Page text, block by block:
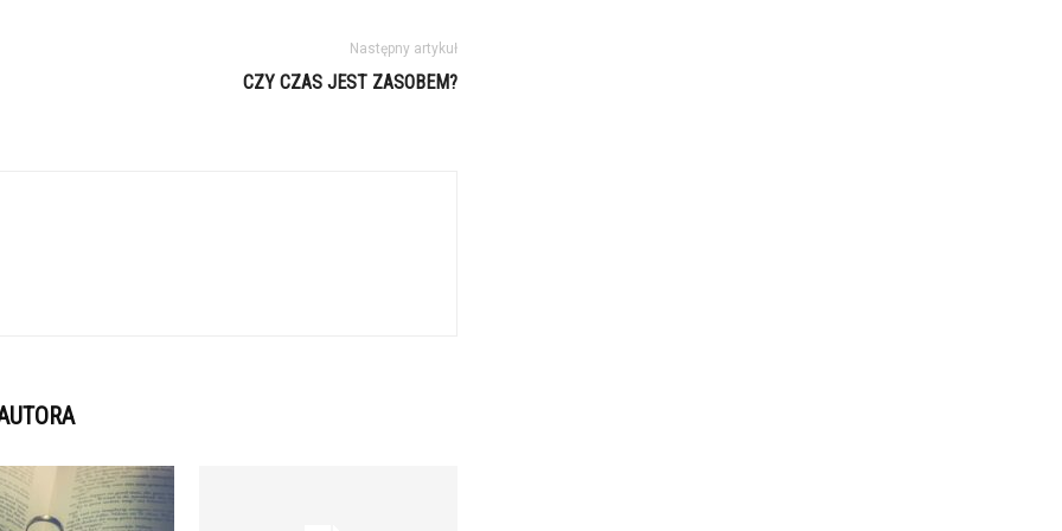
Następny artykuł
CZY CZAS JEST ZASOBEM?